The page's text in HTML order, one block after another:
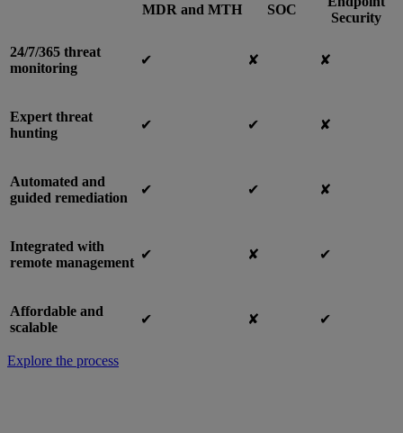
MDR and MTH
SOC
Security
24/7/365 threat
monitoring
✔︎ ✘ ✘
Expert threat
hunting
✔︎ ✔︎ ✘
Automated and
guided remediation
✔︎ ✔︎ ✘
Integrated with
remote management
✔︎ ✘ ✔︎
Affordable and
scalable
✔︎ ✘ ✔︎
Explore the process